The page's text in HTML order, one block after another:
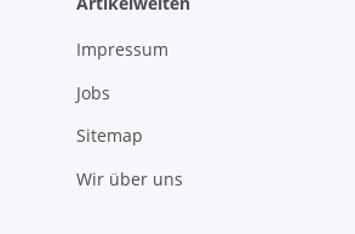
Impressum
Jobs
Sitemap
Wir über uns